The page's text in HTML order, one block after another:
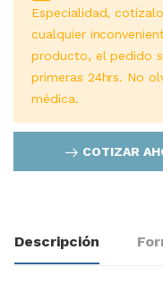
Especialidad,
cualquier
producto, el pedido
primeras 24hrs. No
médica.
COTIZAR
Descripción